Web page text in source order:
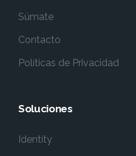
Súmate
Contacto
Políticas de Privacidad
Soluciones
Identity